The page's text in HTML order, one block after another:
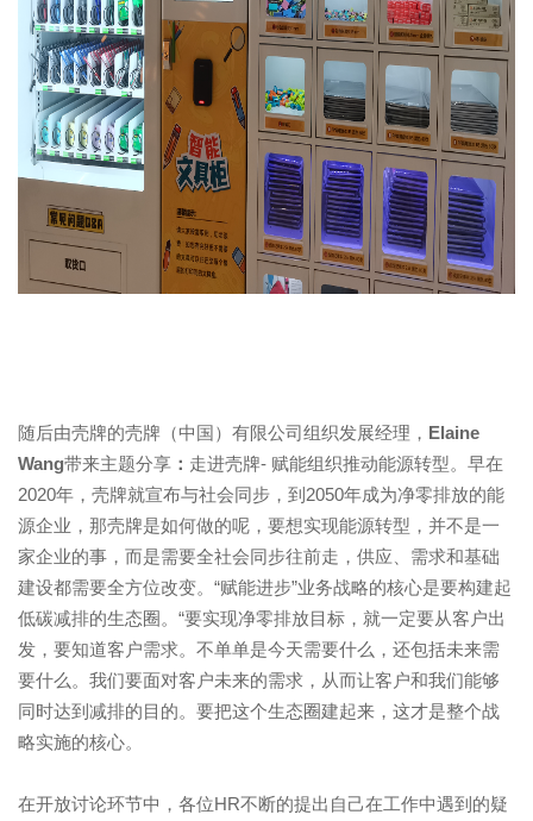
随后由壳牌的壳牌（中国）有限公司组织发展经理， Elaine
Wang带来主题分享 ： 走进壳牌- 赋能组织推动能源转型。早在
2020年，壳牌就宣布与社会同步，到 2050年成为净零排放的能
源企业，那壳牌是如何做的呢，要想实现能源转型，并不是一
家企业的事，而是需要全社会同步往前走，供应、需求和基础
建设都需要全方位改变。“赋能进步”业务战略的核心是要构建起
低碳减排的生态圈。“要实现净零排放目标，就一定要从客户出
发，要知道客户需求。不单单是今天需要什么，还包括未来需
要什么。我们要面对客户未来的需求，从而让客户和我们能够
同时达到减排的目的。要把这个生态圈建起来，这才是整个战
略实施的核心。
在开放讨论环节中，各位HR不断的提出自己在工作中遇到的疑